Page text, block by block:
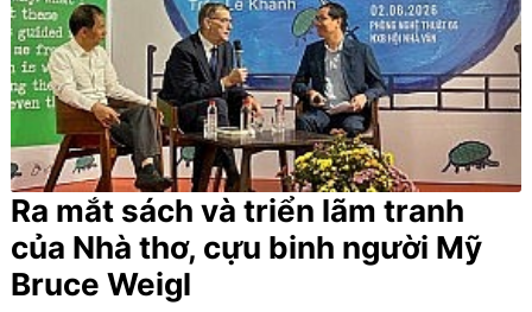
Ra mắt sách và triển lãm tranh
của Nhà thơ, cựu binh người Mỹ
Bruce Weigl